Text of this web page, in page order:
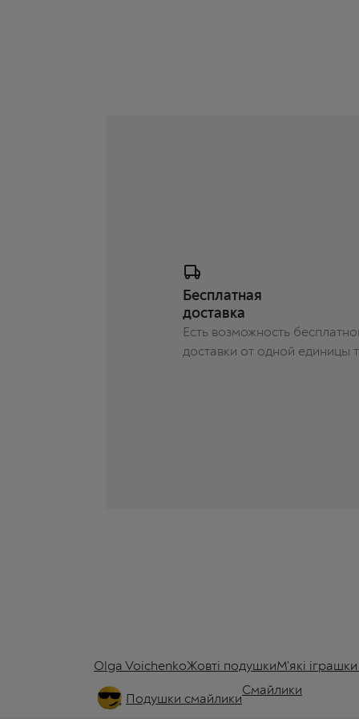
Бесплатная
доставка
Есть возможность
доставки от одной единицы
Olga VoichenkoЖовті подушкиМ'які
Подушки смайлики
Смайлики